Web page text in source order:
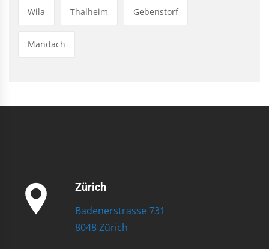
Wila Thalheim Gebenstorf
Mandach
Zürich
Badenerstrasse 731
8048 Zürich